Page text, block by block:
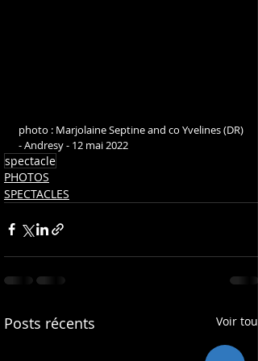
photo : Marjolaine Septine and co Yvelines (DR)
- Andresy - 12 mai 2022
spectacle
PHOTOS
SPECTACLES
Posts récents Voir tout